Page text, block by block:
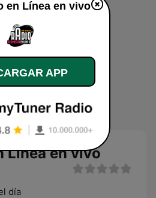
Línea en vivo
día
en Línea en vivo
APP